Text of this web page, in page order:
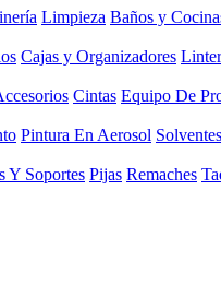
Limpieza Baños y
Cajas y Organizadores
Cintas Equipo De
Pintura En Aerosol
Y Soportes Pijas Remaches